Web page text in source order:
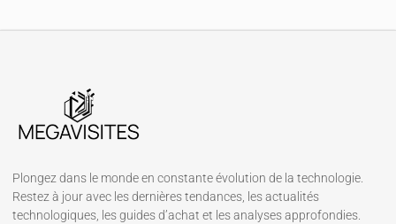
Plongez dans le monde en constante évolution de la technologie.
Restez à jour avec les dernières tendances, les actualités
technologiques, les guides d’achat et les analyses approfondies.